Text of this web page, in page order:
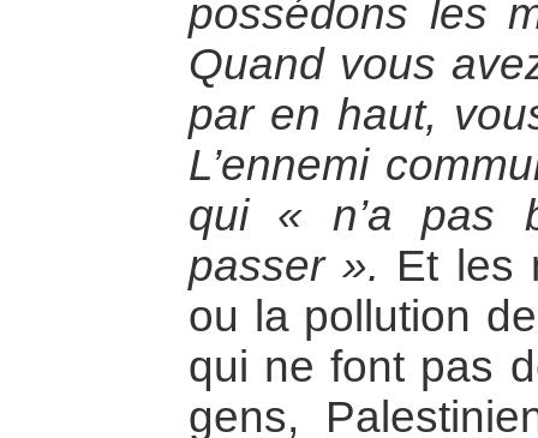
possédons les
Quand vous
par en haut,
L’ennemi
qui « n’a pas
passer ». Et les
ou la pollution
qui ne font pas
gens,